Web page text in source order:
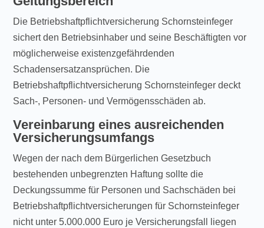
Die Betriebshaftpflichtversicherung Schornsteinfeger
sichert den Betriebsinhaber und seine Beschäftigten vor
möglicherweise existenzgefährdenden
Schadensersatzansprüchen. Die
Betriebshaftpflichtversicherung Schornsteinfeger deckt
Sach-, Personen- und Vermögensschäden ab.
Vereinbarung eines ausreichenden
Versicherungsumfangs
Wegen der nach dem Bürgerlichen Gesetzbuch
bestehenden unbegrenzten Haftung sollte die
Deckungssumme für Personen und Sachschäden bei
Betriebshaftpflichtversicherungen für Schornsteinfeger
nicht unter 5.000.000 Euro je Versicherungsfall liegen